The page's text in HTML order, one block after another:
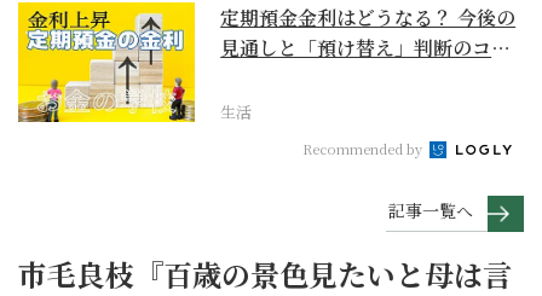
定期預金金利はどうなる？ 今後の
見通しと「預け替え」判断のコツ
生活
Recommended by
記事一覧へ
市毛良枝『百歳の景色見たいと母は言